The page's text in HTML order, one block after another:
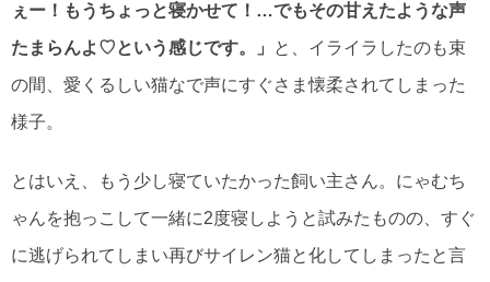
ぇー！もうちょっと寝かせて！…でもその甘えたような声
たまらんよ♡という感じです。」
と、イライラしたのも束
の間、愛くるしい猫なで声にすぐさま懐柔されてしまった
様子。
とはいえ、もう少し寝ていたかった飼い主さん。にゃむち
ゃんを抱っこして一緒に2度寝しようと試みたものの、すぐ
に逃げられてしまい再びサイレン猫と化してしまったと言